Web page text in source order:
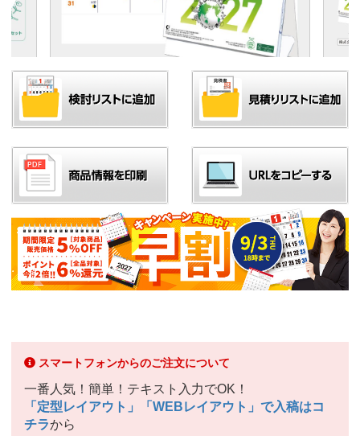
スマートフォンからのご注文について
一番人気！簡単！テキスト入力でOK！
「定型レイアウト」「WEBレイアウト」で入稿はコ
チラから